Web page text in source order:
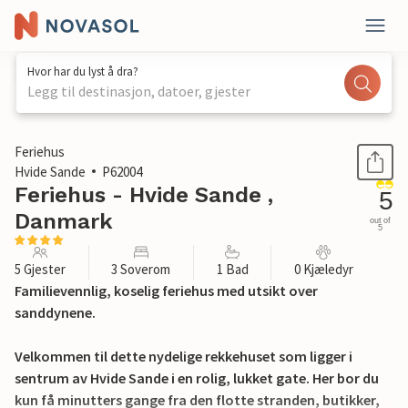
Hvor har du lyst å dra?
Legg til destinasjon, datoer, gjester
1 / 30
Feriehus
Hvide Sande
P62004
Feriehus - Hvide Sande ,
Danmark
5
out of
5
5 Gjester 3 Soverom 1 Bad 0 Kjæledyr
Familievennlig, koselig feriehus med utsikt over
sanddynene.
Velkommen til dette nydelige rekkehuset som ligger i
sentrum av Hvide Sande i en rolig, lukket gate. Her bor du
kun få minutters gange fra den flotte stranden, butikker,